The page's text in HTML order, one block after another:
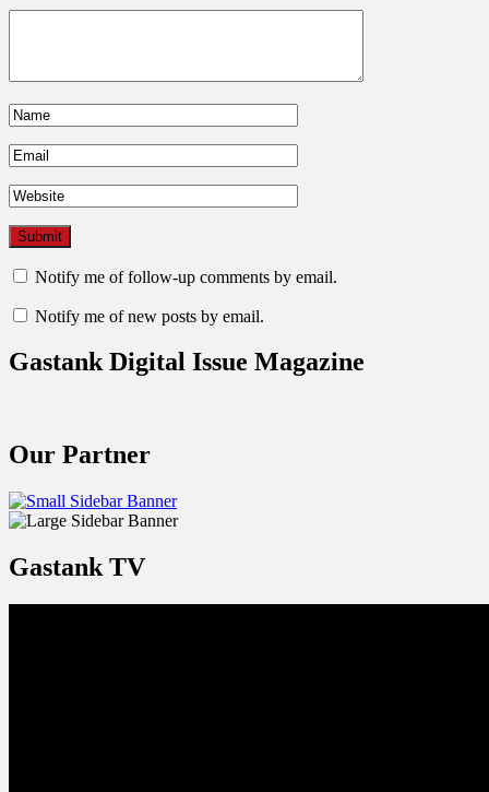
Notify me of follow-up comments by email.
Notify me of new posts by email.
Gastank Digital Issue Magazine
Our Partner
Gastank TV